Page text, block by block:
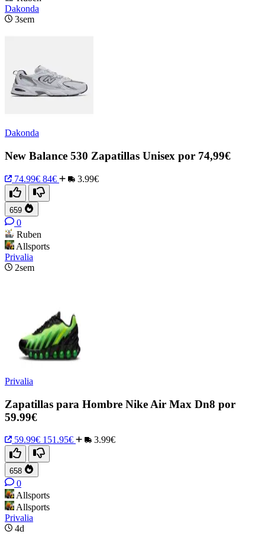
Dakonda
3sem
Dakonda
New Balance 530 Zapatillas Unisex por 74,99€
74.99€ 84€ 3.99€
659
0
Ruben
Allsports
Privalia
2sem
Privalia
Zapatillas para Hombre Nike Air Max Dn8 por
59.99€
59.99€ 151.95€ 3.99€
658
0
Allsports
Allsports
Privalia
4d